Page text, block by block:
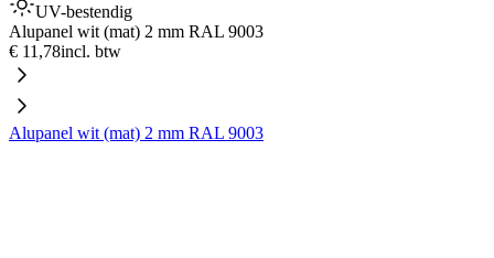
UV-bestendig
Alupanel wit (mat) 2 mm RAL 9003
€ 11,78incl. btw
Alupanel wit (mat) 2 mm RAL 9003